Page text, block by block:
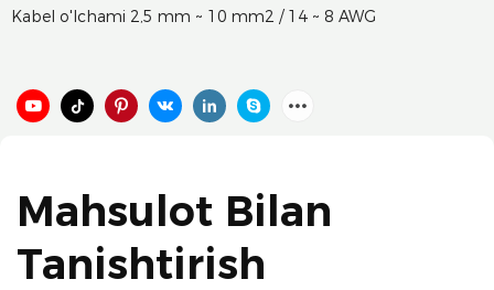
Kabel o'lchami 2,5 mm ~ 10 mm2 / 14 ~ 8 AWG
Mahsulot Bilan
Tanishtirish